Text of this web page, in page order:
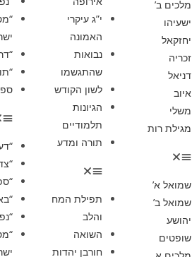
מלכים ב’
ישעיהו
יחזקאל
זכריה
דניאל
איוב
משלי
מגילת רות
שמואל א’
שמואל ב’
יהושע
שופטים
י”ג עיקרי
האמונה
נבואות
שהתגשמו
לשון הקודש
הגיונות
תלמודיים
תורה ומדע
תפילת המח
והלב
השואה
חורבן יהדות